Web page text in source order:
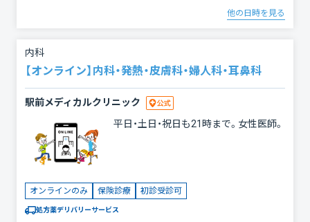
日常生活に支障が出ている オンライン
流れはLINE登録後にご確認ください。
https://s.lmes.jp/landing-
qr/2010363520-1MHAH80u?
uLand=rvOCqK 混雑状況により、診察開
始時間が予約時間の前後10〜15分程度
録はこちら→ https://s.lmes.jp/landing-
qr/2010363520-1MHAH80u?
uLand=rvOCqK お気軽にご相談くださ
他の日時を見る
内科
【オンライン】内科・発熱・皮膚科・婦人科・耳鼻科
駅前メディカルクリニック
平日・土日・祝日も21時まで。女性医師。
オンラインのみ 保険診療 初診受診可
処方薬デリバリーサービス